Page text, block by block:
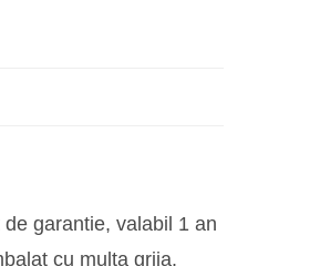
garantie, valabil 1 an
cu multa grija.